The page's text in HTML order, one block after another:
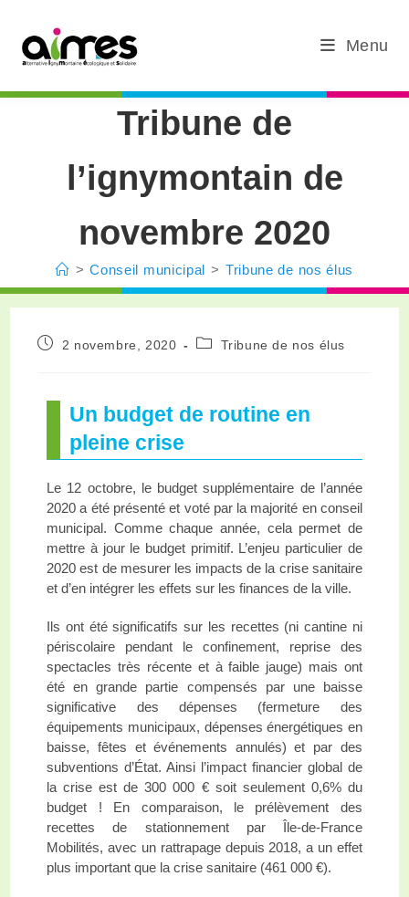
Menu
Tribune de
l’ignymontain de
novembre 2020
> Conseil municipal > Tribune de nos élus
2 novembre, 2020 Tribune de nos élus
Un budget de routine en
pleine crise
Le 12 octobre, le budget supplémentaire de l’année
2020 a été présenté et voté par la majorité en conseil
municipal. Comme chaque année, cela permet de
mettre à jour le budget primitif. L’enjeu particulier de
2020 est de mesurer les impacts de la crise sanitaire
et d’en intégrer les effets sur les finances de la ville.
Ils ont été significatifs sur les recettes (ni cantine ni
périscolaire pendant le confinement, reprise des
spectacles très récente et à faible jauge) mais ont
été en grande partie compensés par une baisse
significative des dépenses (fermeture des
équipements municipaux, dépenses énergétiques en
baisse, fêtes et événements annulés) et par des
subventions d’État. Ainsi l’impact financier global de
la crise est de 300 000 € soit seulement 0,6% du
budget ! En comparaison, le prélèvement des
recettes de stationnement par Île-de-France
Mobilités, avec un rattrapage depuis 2018, a un effet
plus important que la crise sanitaire (461 000 €).